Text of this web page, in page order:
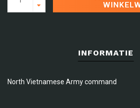
INFORMATIE
North Vietnamese Army command